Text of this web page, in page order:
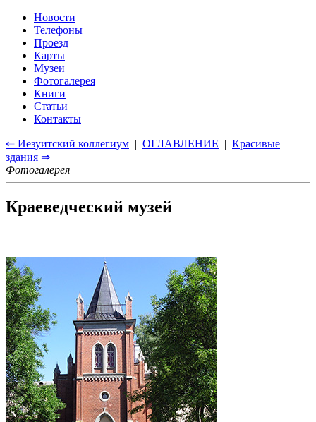
Новости
Телефоны
Проезд
Карты
Музеи
Фотогалерея
Книги
Статьи
Контакты
⇐ Иезуитский коллегиум | ОГЛАВЛЕНИЕ | Красивые
здания ⇒
Фотогалерея
Краеведческий музей